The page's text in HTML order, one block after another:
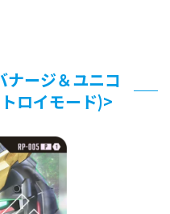
ナージ＆ユニコ
ロイモード)>